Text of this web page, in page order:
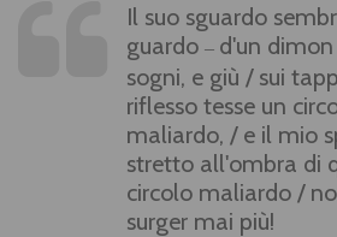
Il suo sguardo
guardo – d'un
sogni, e giù / sui
riflesso tesse un
maliardo, / e il mio
stretto all'ombra di
circolo maliardo /
surger mai più!